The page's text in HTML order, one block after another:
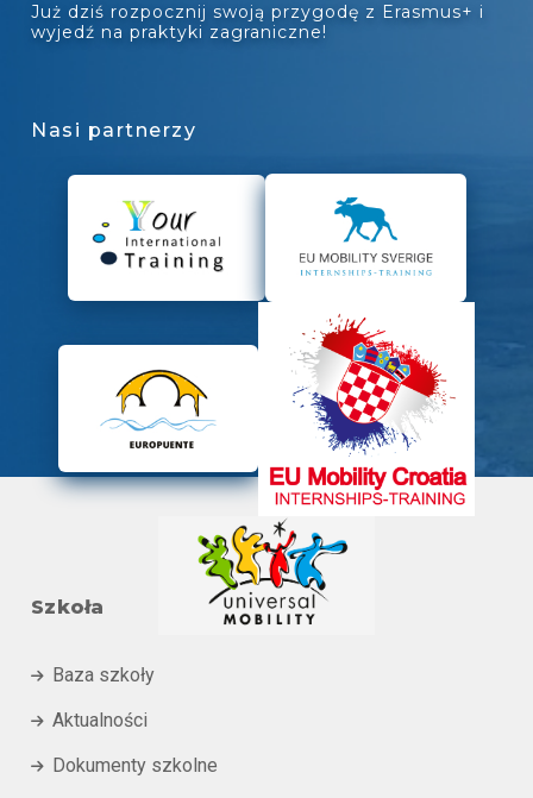
Już dziś rozpocznij swoją przygodę z Erasmus+ i
wyjedź na praktyki zagraniczne!
Nasi partnerzy
Szkoła
 Baza szkoły
 Aktualności
 Dokumenty szkolne